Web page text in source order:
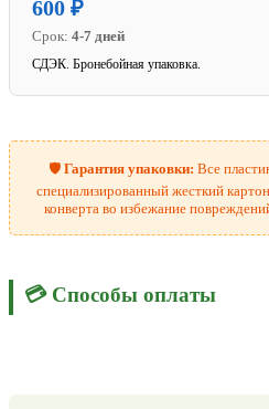
600 ₽
Срок: 4-7 дней
СДЭК. Бронебойная упаковка.
🛡️Гарантия упаковки: Все
специализированный жесткий
конверта во избежание
💳 Способы оплаты